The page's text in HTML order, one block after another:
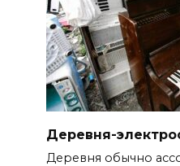
Деревня-
Деревня обычно